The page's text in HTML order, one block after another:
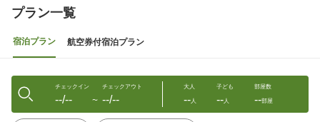
プラン一覧
宿泊プラン 航空券付宿泊プラン
チェックイン
--/-- 〜
チェックアウト
--/--
大人
--人
子ども
--人
部屋数
--部屋